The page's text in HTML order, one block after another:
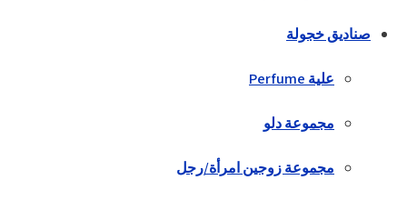
صناديق خجولة
علية Perfume
مجموعة دلو
مجموعة زوجين امرأة/رجل